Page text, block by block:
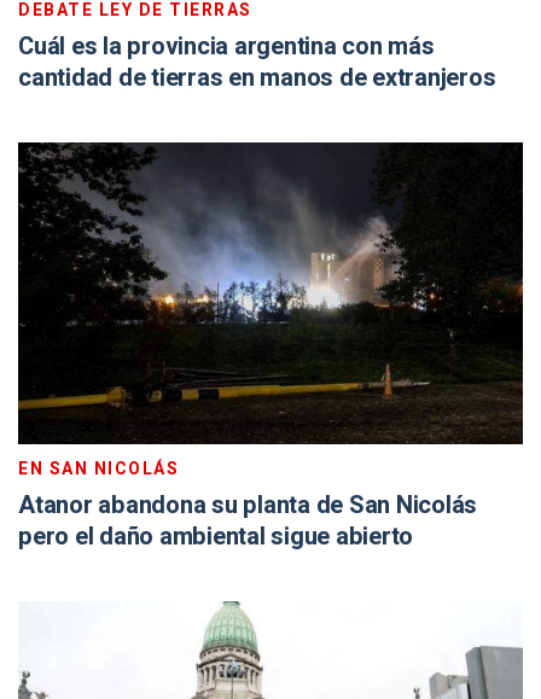
DEBATE LEY DE TIERRAS
Cuál es la provincia argentina con más
cantidad de tierras en manos de extranjeros
EN SAN NICOLÁS
Atanor abandona su planta de San Nicolás
pero el daño ambiental sigue abierto